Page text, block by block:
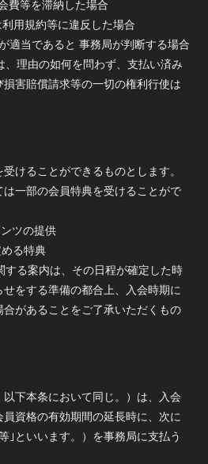
費等を滞納した場合
用規約等に違反した場合
適当であると 事務局が判断する場合
、理由の如何を問わず、支払い済み
害賠償請求等の一切の権利行使は
けることができるものとします。
一部の会員特典を受けることがで
ツの提供
る特典
する案内は、その日程が確定した時
をする準備の都合上、入会時期に
があることをご了承いただくもの
下本条において同じ。）は、入会
資格の有効期間の延長時に、次に
｣といいます。）を事務局に支払う